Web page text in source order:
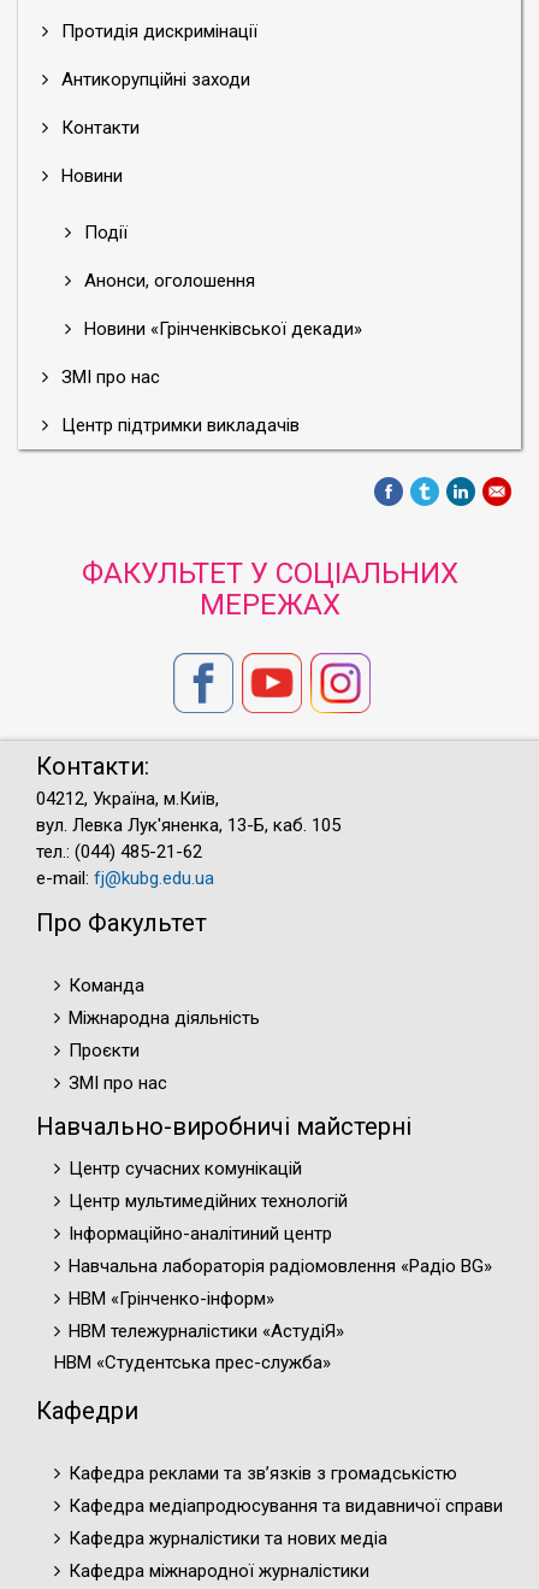
Протидія дискримінації
Антикорупційні заходи
Контакти
Новини
Події
Анонси, оголошення
Новини «Грінченківської декади»
ЗМІ про нас
Центр підтримки викладачів
ФАКУЛЬТЕТ У СОЦІАЛЬНИХ
МЕРЕЖАХ
Контакти:
04212, Україна, м.Київ,
вул. Левка Лук'яненка, 13-Б, каб. 105
тел.: (044) 485-21-62
e-mail: fj@kubg.edu.ua
Про Факультет
Команда
Міжнародна діяльність
Проєкти
ЗМІ про нас
Навчально-виробничі майстерні
Центр сучасних комунікацій
Центр мультимедійних технологій
Інформаційно-аналітиний центр
Навчальна лабораторія радіомовлення «Радіо BG»
НВМ «Грінченко-інформ»
НВМ тележурналістики «АстудіЯ»
НВМ «Студентська прес-служба»
Кафедри
Кафедра реклами та зв’язків з громадськістю
Кафедра медіапродюсування та видавничої справи
Кафедра журналістики та нових медіа
Кафедра міжнародної журналістики